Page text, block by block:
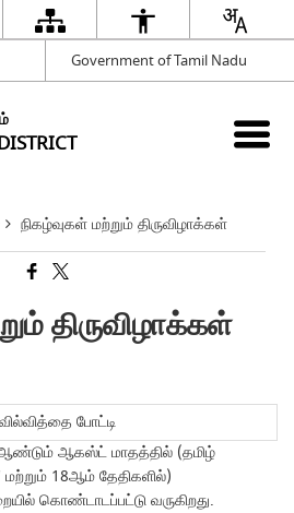
Government of Tamil Nadu
நிகழ்வுகள் மற்றும் திருவிழாக்கள்
திருவிழாக்கள்
ஆகஸ்ட் மாதத்தில் (தமிழ்
18ஆம் தேதிகளில்)
கொண்டாடப்பட்டு வருகிறது.